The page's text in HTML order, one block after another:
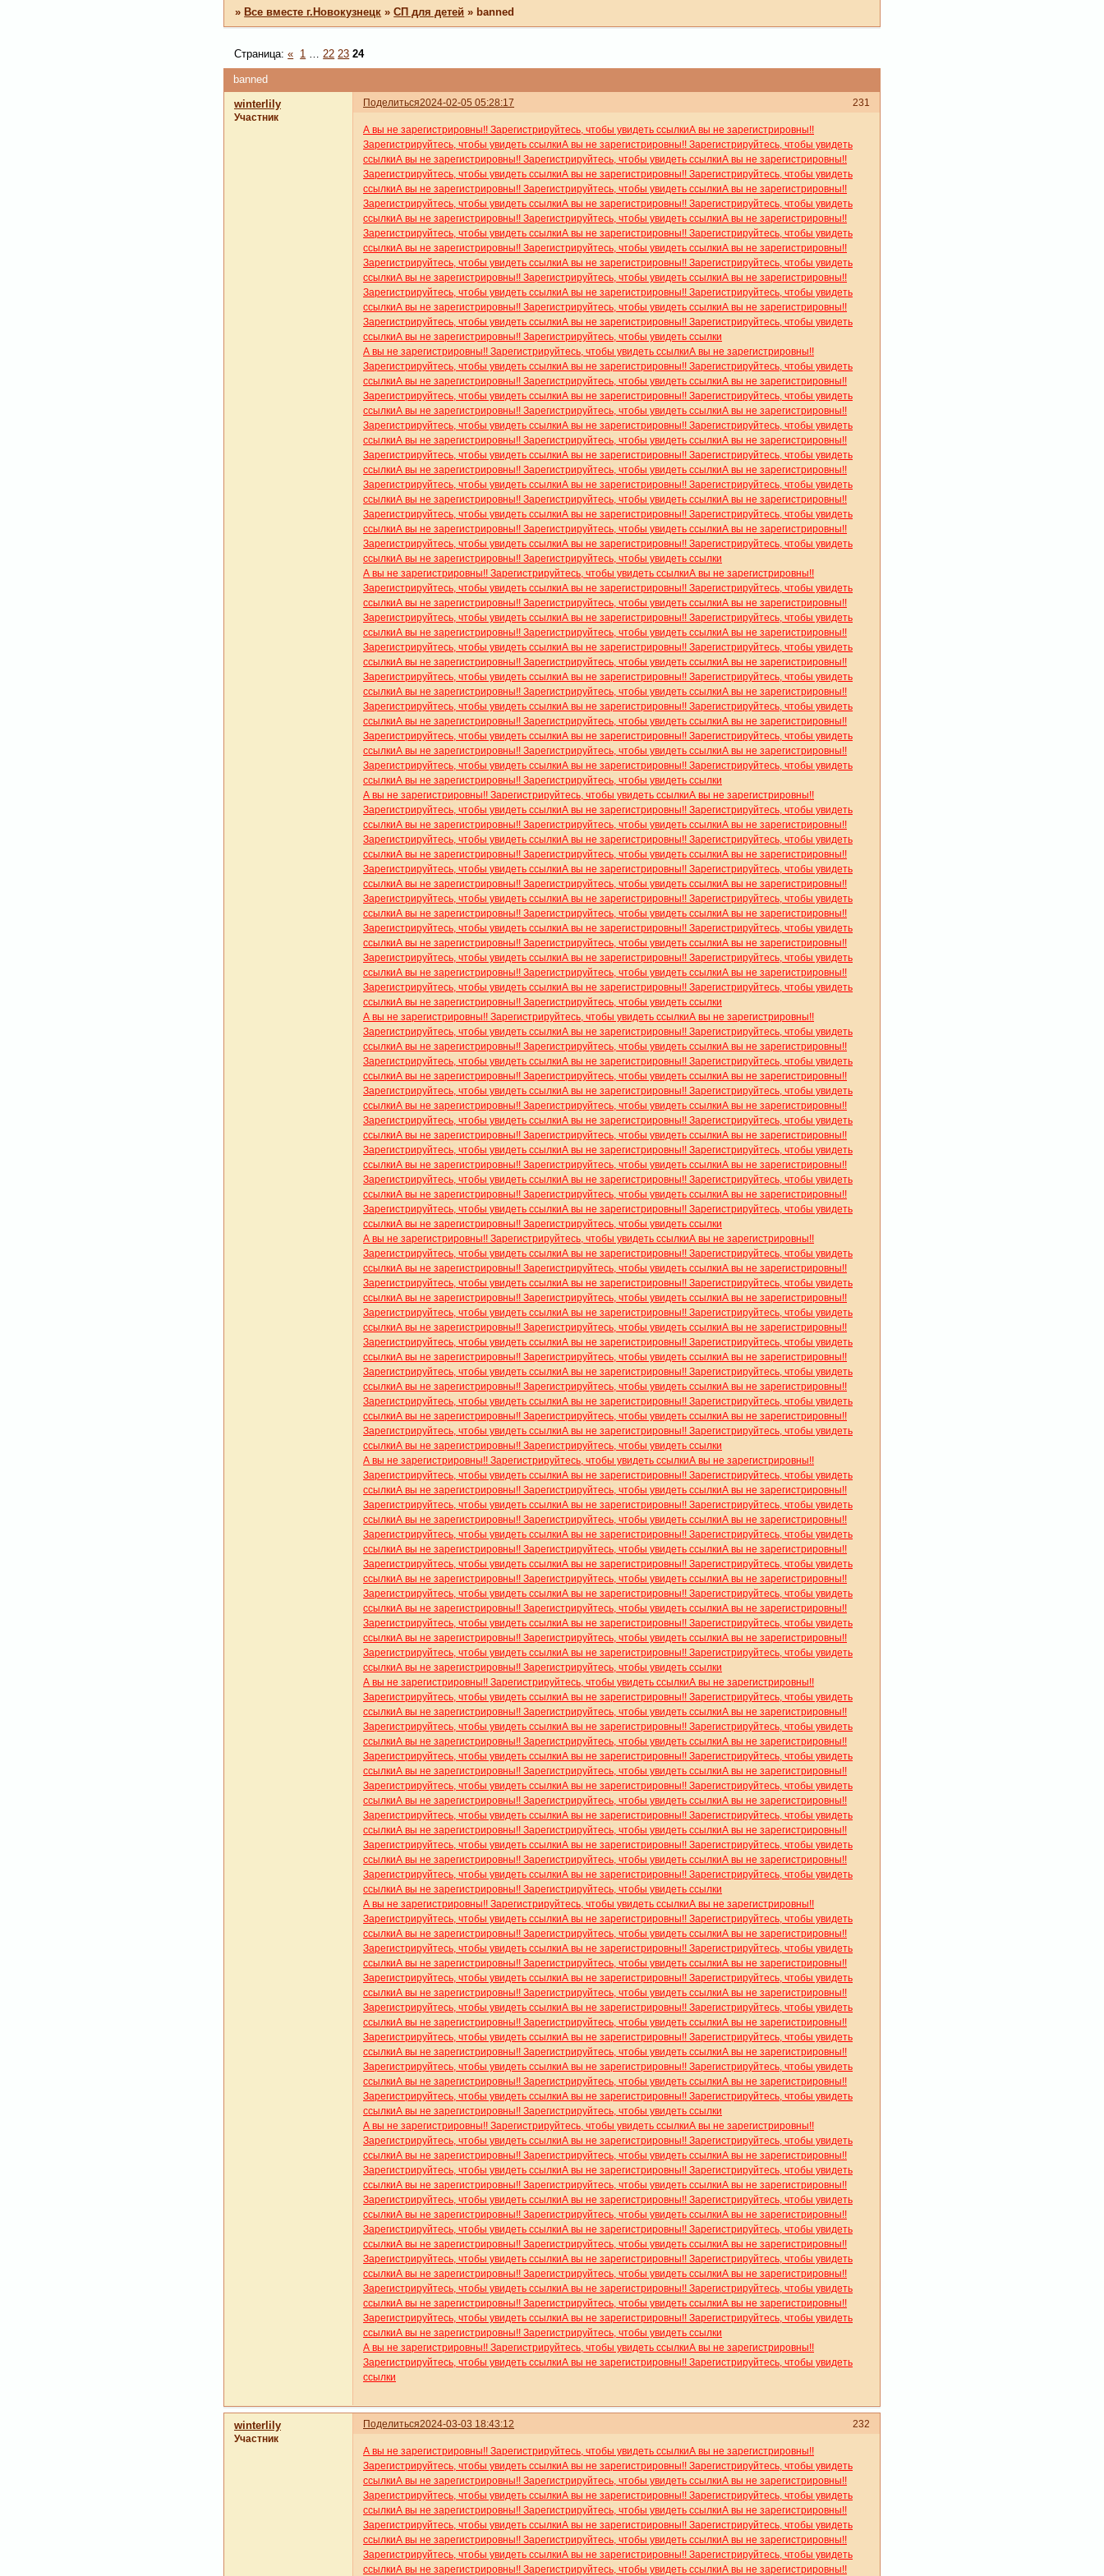
»Все вместе г.Новокузнецк »СП для детей » banned
banned
Страница:« 1 … 22 23 24
Поделиться 231
2024-02-05 05:28:17
winterlily
Участник
А вы не зарегистрировны!! Зарегистрируйтесь, чтобы увидеть ссылкиА вы не зарегистрировны!!
Зарегистрируйтесь, чтобы увидеть ссылкиА вы не зарегистрировны!! Зарегистрируйтесь, чтобы увидеть
ссылкиА вы не зарегистрировны!! Зарегистрируйтесь, чтобы увидеть ссылкиА вы не зарегистрировны!!
Зарегистрируйтесь, чтобы увидеть ссылкиА вы не зарегистрировны!! Зарегистрируйтесь, чтобы увидеть
ссылкиА вы не зарегистрировны!! Зарегистрируйтесь, чтобы увидеть ссылкиА вы не зарегистрировны!!
Зарегистрируйтесь, чтобы увидеть ссылкиА вы не зарегистрировны!! Зарегистрируйтесь, чтобы увидеть
ссылкиА вы не зарегистрировны!! Зарегистрируйтесь, чтобы увидеть ссылкиА вы не зарегистрировны!!
Зарегистрируйтесь, чтобы увидеть ссылкиА вы не зарегистрировны!! Зарегистрируйтесь, чтобы увидеть
ссылкиА вы не зарегистрировны!! Зарегистрируйтесь, чтобы увидеть ссылкиА вы не зарегистрировны!!
Зарегистрируйтесь, чтобы увидеть ссылкиА вы не зарегистрировны!! Зарегистрируйтесь, чтобы увидеть
ссылкиА вы не зарегистрировны!! Зарегистрируйтесь, чтобы увидеть ссылкиА вы не зарегистрировны!!
Зарегистрируйтесь, чтобы увидеть ссылкиА вы не зарегистрировны!! Зарегистрируйтесь, чтобы увидеть
ссылкиА вы не зарегистрировны!! Зарегистрируйтесь, чтобы увидеть ссылкиА вы не зарегистрировны!!
Зарегистрируйтесь, чтобы увидеть ссылкиА вы не зарегистрировны!! Зарегистрируйтесь, чтобы увидеть
ссылкиА вы не зарегистрировны!! Зарегистрируйтесь, чтобы увидеть ссылки
А вы не зарегистрировны!! Зарегистрируйтесь, чтобы увидеть ссылкиА вы не зарегистрировны!!
Зарегистрируйтесь, чтобы увидеть ссылкиА вы не зарегистрировны!! Зарегистрируйтесь, чтобы увидеть
ссылкиА вы не зарегистрировны!! Зарегистрируйтесь, чтобы увидеть ссылкиА вы не зарегистрировны!!
Зарегистрируйтесь, чтобы увидеть ссылкиА вы не зарегистрировны!! Зарегистрируйтесь, чтобы увидеть
ссылкиА вы не зарегистрировны!! Зарегистрируйтесь, чтобы увидеть ссылкиА вы не зарегистрировны!!
Зарегистрируйтесь, чтобы увидеть ссылкиА вы не зарегистрировны!! Зарегистрируйтесь, чтобы увидеть
ссылкиА вы не зарегистрировны!! Зарегистрируйтесь, чтобы увидеть ссылкиА вы не зарегистрировны!!
Зарегистрируйтесь, чтобы увидеть ссылкиА вы не зарегистрировны!! Зарегистрируйтесь, чтобы увидеть
ссылкиА вы не зарегистрировны!! Зарегистрируйтесь, чтобы увидеть ссылкиА вы не зарегистрировны!!
Зарегистрируйтесь, чтобы увидеть ссылкиА вы не зарегистрировны!! Зарегистрируйтесь, чтобы увидеть
ссылкиА вы не зарегистрировны!! Зарегистрируйтесь, чтобы увидеть ссылкиА вы не зарегистрировны!!
Зарегистрируйтесь, чтобы увидеть ссылкиА вы не зарегистрировны!! Зарегистрируйтесь, чтобы увидеть
ссылкиА вы не зарегистрировны!! Зарегистрируйтесь, чтобы увидеть ссылкиА вы не зарегистрировны!!
Зарегистрируйтесь, чтобы увидеть ссылкиА вы не зарегистрировны!! Зарегистрируйтесь, чтобы увидеть
ссылкиА вы не зарегистрировны!! Зарегистрируйтесь, чтобы увидеть ссылки
А вы не зарегистрировны!! Зарегистрируйтесь, чтобы увидеть ссылкиА вы не зарегистрировны!!
Зарегистрируйтесь, чтобы увидеть ссылкиА вы не зарегистрировны!! Зарегистрируйтесь, чтобы увидеть
ссылкиА вы не зарегистрировны!! Зарегистрируйтесь, чтобы увидеть ссылкиА вы не зарегистрировны!!
Зарегистрируйтесь, чтобы увидеть ссылкиА вы не зарегистрировны!! Зарегистрируйтесь, чтобы увидеть
ссылкиА вы не зарегистрировны!! Зарегистрируйтесь, чтобы увидеть ссылкиА вы не зарегистрировны!!
Зарегистрируйтесь, чтобы увидеть ссылкиА вы не зарегистрировны!! Зарегистрируйтесь, чтобы увидеть
ссылкиА вы не зарегистрировны!! Зарегистрируйтесь, чтобы увидеть ссылкиА вы не зарегистрировны!!
Зарегистрируйтесь, чтобы увидеть ссылкиА вы не зарегистрировны!! Зарегистрируйтесь, чтобы увидеть
ссылкиА вы не зарегистрировны!! Зарегистрируйтесь, чтобы увидеть ссылкиА вы не зарегистрировны!!
Зарегистрируйтесь, чтобы увидеть ссылкиА вы не зарегистрировны!! Зарегистрируйтесь, чтобы увидеть
ссылкиА вы не зарегистрировны!! Зарегистрируйтесь, чтобы увидеть ссылкиА вы не зарегистрировны!!
Зарегистрируйтесь, чтобы увидеть ссылкиА вы не зарегистрировны!! Зарегистрируйтесь, чтобы увидеть
ссылкиА вы не зарегистрировны!! Зарегистрируйтесь, чтобы увидеть ссылкиА вы не зарегистрировны!!
Зарегистрируйтесь, чтобы увидеть ссылкиА вы не зарегистрировны!! Зарегистрируйтесь, чтобы увидеть
ссылкиА вы не зарегистрировны!! Зарегистрируйтесь, чтобы увидеть ссылки
А вы не зарегистрировны!! Зарегистрируйтесь, чтобы увидеть ссылкиА вы не зарегистрировны!!
Зарегистрируйтесь, чтобы увидеть ссылкиА вы не зарегистрировны!! Зарегистрируйтесь, чтобы увидеть
ссылкиА вы не зарегистрировны!! Зарегистрируйтесь, чтобы увидеть ссылкиА вы не зарегистрировны!!
Зарегистрируйтесь, чтобы увидеть ссылкиА вы не зарегистрировны!! Зарегистрируйтесь, чтобы увидеть
ссылкиА вы не зарегистрировны!! Зарегистрируйтесь, чтобы увидеть ссылкиА вы не зарегистрировны!!
Зарегистрируйтесь, чтобы увидеть ссылкиА вы не зарегистрировны!! Зарегистрируйтесь, чтобы увидеть
ссылкиА вы не зарегистрировны!! Зарегистрируйтесь, чтобы увидеть ссылкиА вы не зарегистрировны!!
Зарегистрируйтесь, чтобы увидеть ссылкиА вы не зарегистрировны!! Зарегистрируйтесь, чтобы увидеть
ссылкиА вы не зарегистрировны!! Зарегистрируйтесь, чтобы увидеть ссылкиА вы не зарегистрировны!!
Зарегистрируйтесь, чтобы увидеть ссылкиА вы не зарегистрировны!! Зарегистрируйтесь, чтобы увидеть
ссылкиА вы не зарегистрировны!! Зарегистрируйтесь, чтобы увидеть ссылкиА вы не зарегистрировны!!
Зарегистрируйтесь, чтобы увидеть ссылкиА вы не зарегистрировны!! Зарегистрируйтесь, чтобы увидеть
ссылкиА вы не зарегистрировны!! Зарегистрируйтесь, чтобы увидеть ссылкиА вы не зарегистрировны!!
Зарегистрируйтесь, чтобы увидеть ссылкиА вы не зарегистрировны!! Зарегистрируйтесь, чтобы увидеть
ссылкиА вы не зарегистрировны!! Зарегистрируйтесь, чтобы увидеть ссылки
А вы не зарегистрировны!! Зарегистрируйтесь, чтобы увидеть ссылкиА вы не зарегистрировны!!
Зарегистрируйтесь, чтобы увидеть ссылкиА вы не зарегистрировны!! Зарегистрируйтесь, чтобы увидеть
ссылкиА вы не зарегистрировны!! Зарегистрируйтесь, чтобы увидеть ссылкиА вы не зарегистрировны!!
Зарегистрируйтесь, чтобы увидеть ссылкиА вы не зарегистрировны!! Зарегистрируйтесь, чтобы увидеть
ссылкиА вы не зарегистрировны!! Зарегистрируйтесь, чтобы увидеть ссылкиА вы не зарегистрировны!!
Зарегистрируйтесь, чтобы увидеть ссылкиА вы не зарегистрировны!! Зарегистрируйтесь, чтобы увидеть
ссылкиА вы не зарегистрировны!! Зарегистрируйтесь, чтобы увидеть ссылкиА вы не зарегистрировны!!
Зарегистрируйтесь, чтобы увидеть ссылкиА вы не зарегистрировны!! Зарегистрируйтесь, чтобы увидеть
ссылкиА вы не зарегистрировны!! Зарегистрируйтесь, чтобы увидеть ссылкиА вы не зарегистрировны!!
Зарегистрируйтесь, чтобы увидеть ссылкиА вы не зарегистрировны!! Зарегистрируйтесь, чтобы увидеть
ссылкиА вы не зарегистрировны!! Зарегистрируйтесь, чтобы увидеть ссылкиА вы не зарегистрировны!!
Зарегистрируйтесь, чтобы увидеть ссылкиА вы не зарегистрировны!! Зарегистрируйтесь, чтобы увидеть
ссылкиА вы не зарегистрировны!! Зарегистрируйтесь, чтобы увидеть ссылкиА вы не зарегистрировны!!
Зарегистрируйтесь, чтобы увидеть ссылкиА вы не зарегистрировны!! Зарегистрируйтесь, чтобы увидеть
ссылкиА вы не зарегистрировны!! Зарегистрируйтесь, чтобы увидеть ссылки
А вы не зарегистрировны!! Зарегистрируйтесь, чтобы увидеть ссылкиА вы не зарегистрировны!!
Зарегистрируйтесь, чтобы увидеть ссылкиА вы не зарегистрировны!! Зарегистрируйтесь, чтобы увидеть
ссылкиА вы не зарегистрировны!! Зарегистрируйтесь, чтобы увидеть ссылкиА вы не зарегистрировны!!
Зарегистрируйтесь, чтобы увидеть ссылкиА вы не зарегистрировны!! Зарегистрируйтесь, чтобы увидеть
ссылкиА вы не зарегистрировны!! Зарегистрируйтесь, чтобы увидеть ссылкиА вы не зарегистрировны!!
Зарегистрируйтесь, чтобы увидеть ссылкиА вы не зарегистрировны!! Зарегистрируйтесь, чтобы увидеть
ссылкиА вы не зарегистрировны!! Зарегистрируйтесь, чтобы увидеть ссылкиА вы не зарегистрировны!!
Зарегистрируйтесь, чтобы увидеть ссылкиА вы не зарегистрировны!! Зарегистрируйтесь, чтобы увидеть
ссылкиА вы не зарегистрировны!! Зарегистрируйтесь, чтобы увидеть ссылкиА вы не зарегистрировны!!
Зарегистрируйтесь, чтобы увидеть ссылкиА вы не зарегистрировны!! Зарегистрируйтесь, чтобы увидеть
ссылкиА вы не зарегистрировны!! Зарегистрируйтесь, чтобы увидеть ссылкиА вы не зарегистрировны!!
Зарегистрируйтесь, чтобы увидеть ссылкиА вы не зарегистрировны!! Зарегистрируйтесь, чтобы увидеть
ссылкиА вы не зарегистрировны!! Зарегистрируйтесь, чтобы увидеть ссылкиА вы не зарегистрировны!!
Зарегистрируйтесь, чтобы увидеть ссылкиА вы не зарегистрировны!! Зарегистрируйтесь, чтобы увидеть
ссылкиА вы не зарегистрировны!! Зарегистрируйтесь, чтобы увидеть ссылки
А вы не зарегистрировны!! Зарегистрируйтесь, чтобы увидеть ссылкиА вы не зарегистрировны!!
Зарегистрируйтесь, чтобы увидеть ссылкиА вы не зарегистрировны!! Зарегистрируйтесь, чтобы увидеть
ссылкиА вы не зарегистрировны!! Зарегистрируйтесь, чтобы увидеть ссылкиА вы не зарегистрировны!!
Зарегистрируйтесь, чтобы увидеть ссылкиА вы не зарегистрировны!! Зарегистрируйтесь, чтобы увидеть
ссылкиА вы не зарегистрировны!! Зарегистрируйтесь, чтобы увидеть ссылкиА вы не зарегистрировны!!
Зарегистрируйтесь, чтобы увидеть ссылкиА вы не зарегистрировны!! Зарегистрируйтесь, чтобы увидеть
ссылкиА вы не зарегистрировны!! Зарегистрируйтесь, чтобы увидеть ссылкиА вы не зарегистрировны!!
Зарегистрируйтесь, чтобы увидеть ссылкиА вы не зарегистрировны!! Зарегистрируйтесь, чтобы увидеть
ссылкиА вы не зарегистрировны!! Зарегистрируйтесь, чтобы увидеть ссылкиА вы не зарегистрировны!!
Зарегистрируйтесь, чтобы увидеть ссылкиА вы не зарегистрировны!! Зарегистрируйтесь, чтобы увидеть
ссылкиА вы не зарегистрировны!! Зарегистрируйтесь, чтобы увидеть ссылкиА вы не зарегистрировны!!
Зарегистрируйтесь, чтобы увидеть ссылкиА вы не зарегистрировны!! Зарегистрируйтесь, чтобы увидеть
ссылкиА вы не зарегистрировны!! Зарегистрируйтесь, чтобы увидеть ссылкиА вы не зарегистрировны!!
Зарегистрируйтесь, чтобы увидеть ссылкиА вы не зарегистрировны!! Зарегистрируйтесь, чтобы увидеть
ссылкиА вы не зарегистрировны!! Зарегистрируйтесь, чтобы увидеть ссылки
А вы не зарегистрировны!! Зарегистрируйтесь, чтобы увидеть ссылкиА вы не зарегистрировны!!
Зарегистрируйтесь, чтобы увидеть ссылкиА вы не зарегистрировны!! Зарегистрируйтесь, чтобы увидеть
ссылкиА вы не зарегистрировны!! Зарегистрируйтесь, чтобы увидеть ссылкиА вы не зарегистрировны!!
Зарегистрируйтесь, чтобы увидеть ссылкиА вы не зарегистрировны!! Зарегистрируйтесь, чтобы увидеть
ссылкиА вы не зарегистрировны!! Зарегистрируйтесь, чтобы увидеть ссылкиА вы не зарегистрировны!!
Зарегистрируйтесь, чтобы увидеть ссылкиА вы не зарегистрировны!! Зарегистрируйтесь, чтобы увидеть
ссылкиА вы не зарегистрировны!! Зарегистрируйтесь, чтобы увидеть ссылкиА вы не зарегистрировны!!
Зарегистрируйтесь, чтобы увидеть ссылкиА вы не зарегистрировны!! Зарегистрируйтесь, чтобы увидеть
ссылкиА вы не зарегистрировны!! Зарегистрируйтесь, чтобы увидеть ссылкиА вы не зарегистрировны!!
Зарегистрируйтесь, чтобы увидеть ссылкиА вы не зарегистрировны!! Зарегистрируйтесь, чтобы увидеть
ссылкиА вы не зарегистрировны!! Зарегистрируйтесь, чтобы увидеть ссылкиА вы не зарегистрировны!!
Зарегистрируйтесь, чтобы увидеть ссылкиА вы не зарегистрировны!! Зарегистрируйтесь, чтобы увидеть
ссылкиА вы не зарегистрировны!! Зарегистрируйтесь, чтобы увидеть ссылкиА вы не зарегистрировны!!
Зарегистрируйтесь, чтобы увидеть ссылкиА вы не зарегистрировны!! Зарегистрируйтесь, чтобы увидеть
ссылкиА вы не зарегистрировны!! Зарегистрируйтесь, чтобы увидеть ссылки
А вы не зарегистрировны!! Зарегистрируйтесь, чтобы увидеть ссылкиА вы не зарегистрировны!!
Зарегистрируйтесь, чтобы увидеть ссылкиА вы не зарегистрировны!! Зарегистрируйтесь, чтобы увидеть
ссылкиА вы не зарегистрировны!! Зарегистрируйтесь, чтобы увидеть ссылкиА вы не зарегистрировны!!
Зарегистрируйтесь, чтобы увидеть ссылкиА вы не зарегистрировны!! Зарегистрируйтесь, чтобы увидеть
ссылкиА вы не зарегистрировны!! Зарегистрируйтесь, чтобы увидеть ссылкиА вы не зарегистрировны!!
Зарегистрируйтесь, чтобы увидеть ссылкиА вы не зарегистрировны!! Зарегистрируйтесь, чтобы увидеть
ссылкиА вы не зарегистрировны!! Зарегистрируйтесь, чтобы увидеть ссылкиА вы не зарегистрировны!!
Зарегистрируйтесь, чтобы увидеть ссылкиА вы не зарегистрировны!! Зарегистрируйтесь, чтобы увидеть
ссылкиА вы не зарегистрировны!! Зарегистрируйтесь, чтобы увидеть ссылкиА вы не зарегистрировны!!
Зарегистрируйтесь, чтобы увидеть ссылкиА вы не зарегистрировны!! Зарегистрируйтесь, чтобы увидеть
ссылкиА вы не зарегистрировны!! Зарегистрируйтесь, чтобы увидеть ссылкиА вы не зарегистрировны!!
Зарегистрируйтесь, чтобы увидеть ссылкиА вы не зарегистрировны!! Зарегистрируйтесь, чтобы увидеть
ссылкиА вы не зарегистрировны!! Зарегистрируйтесь, чтобы увидеть ссылкиА вы не зарегистрировны!!
Зарегистрируйтесь, чтобы увидеть ссылкиА вы не зарегистрировны!! Зарегистрируйтесь, чтобы увидеть
ссылкиА вы не зарегистрировны!! Зарегистрируйтесь, чтобы увидеть ссылки
А вы не зарегистрировны!! Зарегистрируйтесь, чтобы увидеть ссылкиА вы не зарегистрировны!!
Зарегистрируйтесь, чтобы увидеть ссылкиА вы не зарегистрировны!! Зарегистрируйтесь, чтобы увидеть
ссылкиА вы не зарегистрировны!! Зарегистрируйтесь, чтобы увидеть ссылкиА вы не зарегистрировны!!
Зарегистрируйтесь, чтобы увидеть ссылкиА вы не зарегистрировны!! Зарегистрируйтесь, чтобы увидеть
ссылкиА вы не зарегистрировны!! Зарегистрируйтесь, чтобы увидеть ссылкиА вы не зарегистрировны!!
Зарегистрируйтесь, чтобы увидеть ссылкиА вы не зарегистрировны!! Зарегистрируйтесь, чтобы увидеть
ссылкиА вы не зарегистрировны!! Зарегистрируйтесь, чтобы увидеть ссылкиА вы не зарегистрировны!!
Зарегистрируйтесь, чтобы увидеть ссылкиА вы не зарегистрировны!! Зарегистрируйтесь, чтобы увидеть
ссылкиА вы не зарегистрировны!! Зарегистрируйтесь, чтобы увидеть ссылкиА вы не зарегистрировны!!
Зарегистрируйтесь, чтобы увидеть ссылкиА вы не зарегистрировны!! Зарегистрируйтесь, чтобы увидеть
ссылкиА вы не зарегистрировны!! Зарегистрируйтесь, чтобы увидеть ссылкиА вы не зарегистрировны!!
Зарегистрируйтесь, чтобы увидеть ссылкиА вы не зарегистрировны!! Зарегистрируйтесь, чтобы увидеть
ссылкиА вы не зарегистрировны!! Зарегистрируйтесь, чтобы увидеть ссылкиА вы не зарегистрировны!!
Зарегистрируйтесь, чтобы увидеть ссылкиА вы не зарегистрировны!! Зарегистрируйтесь, чтобы увидеть
ссылкиА вы не зарегистрировны!! Зарегистрируйтесь, чтобы увидеть ссылки
А вы не зарегистрировны!! Зарегистрируйтесь, чтобы увидеть ссылкиА вы не зарегистрировны!!
Зарегистрируйтесь, чтобы увидеть ссылкиА вы не зарегистрировны!! Зарегистрируйтесь, чтобы увидеть
ссылки
Поделиться 232
2024-03-03 18:43:12
winterlily
Участник
А вы не зарегистрировны!! Зарегистрируйтесь, чтобы увидеть ссылкиА вы не зарегистрировны!!
Зарегистрируйтесь, чтобы увидеть ссылкиА вы не зарегистрировны!! Зарегистрируйтесь, чтобы увидеть
ссылкиА вы не зарегистрировны!! Зарегистрируйтесь, чтобы увидеть ссылкиА вы не зарегистрировны!!
Зарегистрируйтесь, чтобы увидеть ссылкиА вы не зарегистрировны!! Зарегистрируйтесь, чтобы увидеть
ссылкиА вы не зарегистрировны!! Зарегистрируйтесь, чтобы увидеть ссылкиА вы не зарегистрировны!!
Зарегистрируйтесь, чтобы увидеть ссылкиА вы не зарегистрировны!! Зарегистрируйтесь, чтобы увидеть
ссылкиА вы не зарегистрировны!! Зарегистрируйтесь, чтобы увидеть ссылкиА вы не зарегистрировны!!
Зарегистрируйтесь, чтобы увидеть ссылкиА вы не зарегистрировны!! Зарегистрируйтесь, чтобы увидеть
ссылкиА вы не зарегистрировны!! Зарегистрируйтесь, чтобы увидеть ссылкиА вы не зарегистрировны!!